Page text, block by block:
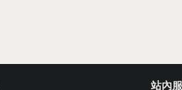
站內